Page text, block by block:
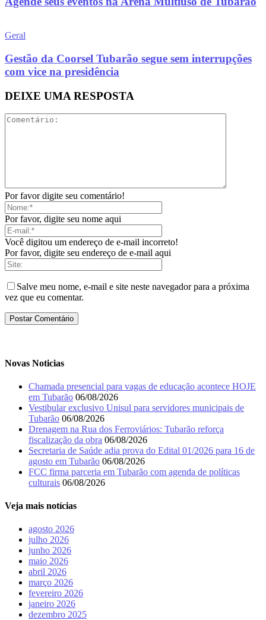
Geral
Gestão da Coorsel Tubarão segue sem interrupções
com vice na presidência
DEIXE UMA RESPOSTA
Por favor digite seu comentário!
Por favor, digite seu nome aqui
Você digitou um endereço de e-mail incorreto!
Por favor, digite seu endereço de e-mail aqui
Salve meu nome, e-mail e site neste navegador para a próxima
vez que eu comentar.
Novas Noticias
Chamada presencial para vagas de educação acontece HOJE
em Tubarão 06/08/2026
Vestibular exclusivo Unisul para servidores municipais de
Tubarão 06/08/2026
Drenagem na Rua dos Ferroviários: Tubarão reforça
fiscalização da obra 06/08/2026
Secretaria de Saúde adia prova do Edital 01/2026 para 16 de
agosto em Tubarão 06/08/2026
FCC firma parceria em Tubarão com agenda de políticas
culturais 06/08/2026
Veja mais notícias
agosto 2026
julho 2026
junho 2026
maio 2026
abril 2026
março 2026
fevereiro 2026
janeiro 2026
dezembro 2025